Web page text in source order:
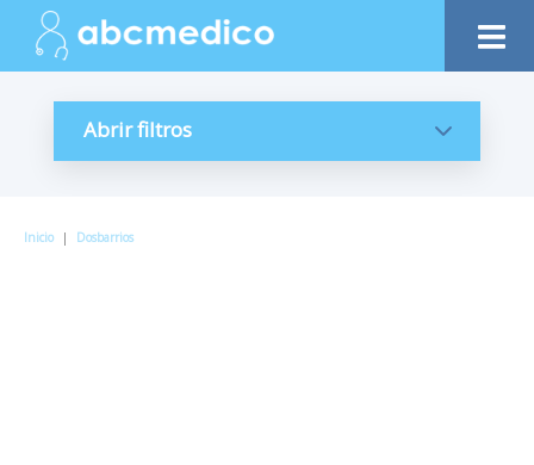
Abrir filtros
Inicio | Dosbarrios